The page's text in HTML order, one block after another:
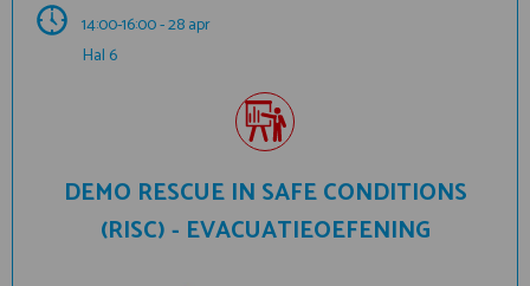
14:00-16:00 - 28 apr
Hal 6
DEMO RESCUE IN SAFE CONDITIONS
(RISC) - EVACUATIEOEFENING